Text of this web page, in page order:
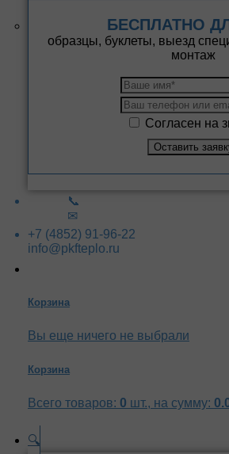
БЕСПЛАТНО
образцы, буклеты, выезд
монтаж
Согласен на
📞
✉
+7 (4852) 91-96-22
info@pkfteplo.ru
Корзина
Вы еще ничего не выбрали
Корзина
Всего товаров: 0 шт., на сумму:
🔍